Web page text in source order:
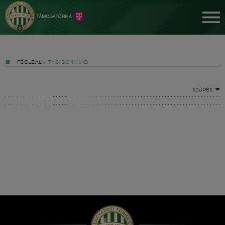
FŐOLDAL » TAG: BONYHÁD
SZŰRÉS
Hírek